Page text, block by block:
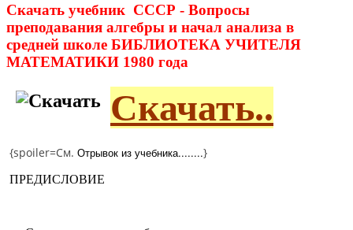
Скачать учебник СССР - Вопросы
преподавания алгебры и начал анализа в
средней школе БИБЛИОТЕКА УЧИТЕЛЯ
МАТЕМАТИКИ 1980 года
Скачать..
{spoiler=См. Отрывок из учебника........}
ПРЕДИСЛОВИЕ